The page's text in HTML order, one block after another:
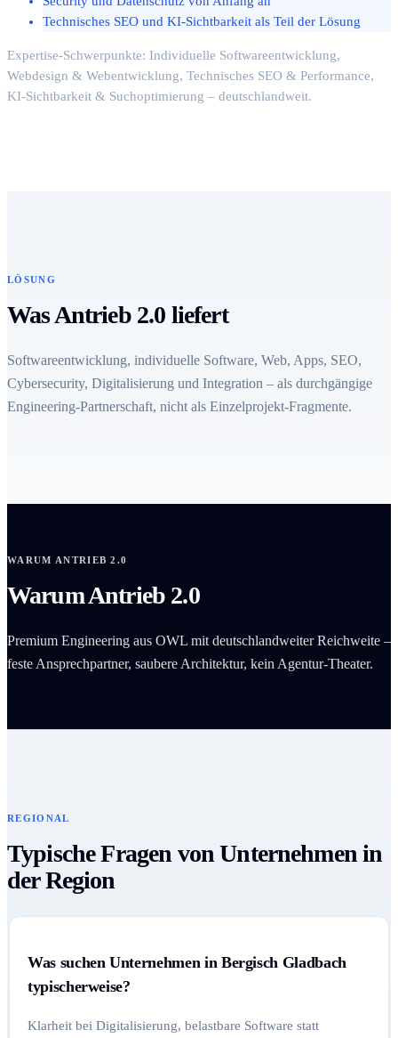
Technisches SEO und KI-Sichtbarkeit als Teil der Lösung
Expertise-Schwerpunkte: Individuelle Softwareentwicklung,
Webdesign & Webentwicklung, Technisches SEO & Performance,
KI-Sichtbarkeit & Suchoptimierung – deutschlandweit.
LÖSUNG
Was Antrieb 2.0 liefert
Softwareentwicklung, individuelle Software, Web, Apps, SEO,
Cybersecurity, Digitalisierung und Integration – als durchgängige
Engineering-Partnerschaft, nicht als Einzelprojekt-Fragmente.
WARUM ANTRIEB 2.0
Warum Antrieb 2.0
Premium Engineering aus OWL mit deutschlandweiter Reichweite –
feste Ansprechpartner, saubere Architektur, kein Agentur-Theater.
REGIONAL
Typische Fragen von Unternehmen in
der Region
Was suchen Unternehmen in Bergisch Gladbach
typischerweise?
Klarheit bei Digitalisierung, belastbare Software statt